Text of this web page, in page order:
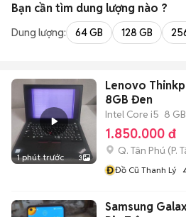
Bạn cần tìm dung lượng nào ?
Dung lượng: 64 GB 128 GB
1 phút trước 3
Lenovo
8GB Đen
Intel Core i5 8 GB
1.850.000 đ
Q. Tân Phú (P.
ĐĐồ Cũ Thanh Lý
Samsung